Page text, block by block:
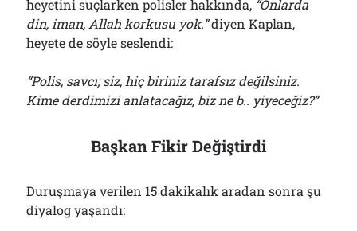
heyetini suçlarken polisler hakkında, “Onlarda
din, iman, Allah korkusu yok.”diyen Kaplan,
heyete de söyle seslendi:
“Polis, savcı; siz, hiç biriniz tarafsız değilsiniz.
Kime derdimizi anlatacağiz, biz ne b.. yiyeceğiz?”
Başkan Fikir Değiştirdi
Duruşmaya verilen 15 dakikalık aradan sonra şu
diyalog yaşandı: